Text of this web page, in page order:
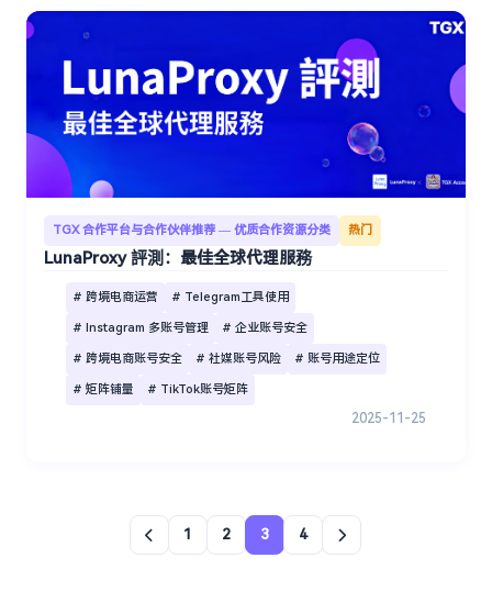
TGX 合作平台与合作伙伴推荐 — 优质合作资源分类 热门
LunaProxy 評測：最佳全球代理服務
# 跨境电商运营 # Telegram工具使用
# Instagram 多账号管理 # 企业账号安全
# 跨境电商账号安全 # 社媒账号风险 # 账号用途定位
# 矩阵铺量 # TikTok账号矩阵
2025-11-25
1 2 3 4